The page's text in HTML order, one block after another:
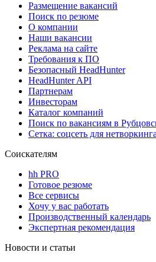
Размещение вакансий
Поиск по резюме
О компании
Наши вакансии
Реклама на сайте
Требования к ПО
Безопасный HeadHunter
HeadHunter API
Партнерам
Инвесторам
Каталог компаний
Поиск по вакансиям в
Сетка: соцсеть для нетворкинга
Соискателям
hh PRO
Готовое резюме
Все сервисы
Хочу у вас работать
Производственный календарь
Экспертная рекомендация
Новости и статьи